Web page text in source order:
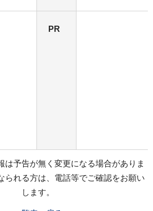
PR
は予告が無く変更になる場合がありま
られる方は、電話等でご確認をお願い
します。